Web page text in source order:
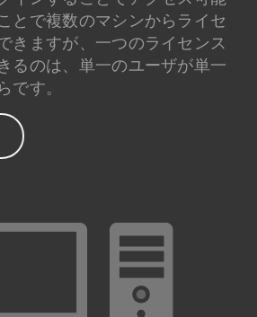
とで複数のマシンからライセ
きますが、一つのライセンス
るのは、単一のユーザが単一
です。